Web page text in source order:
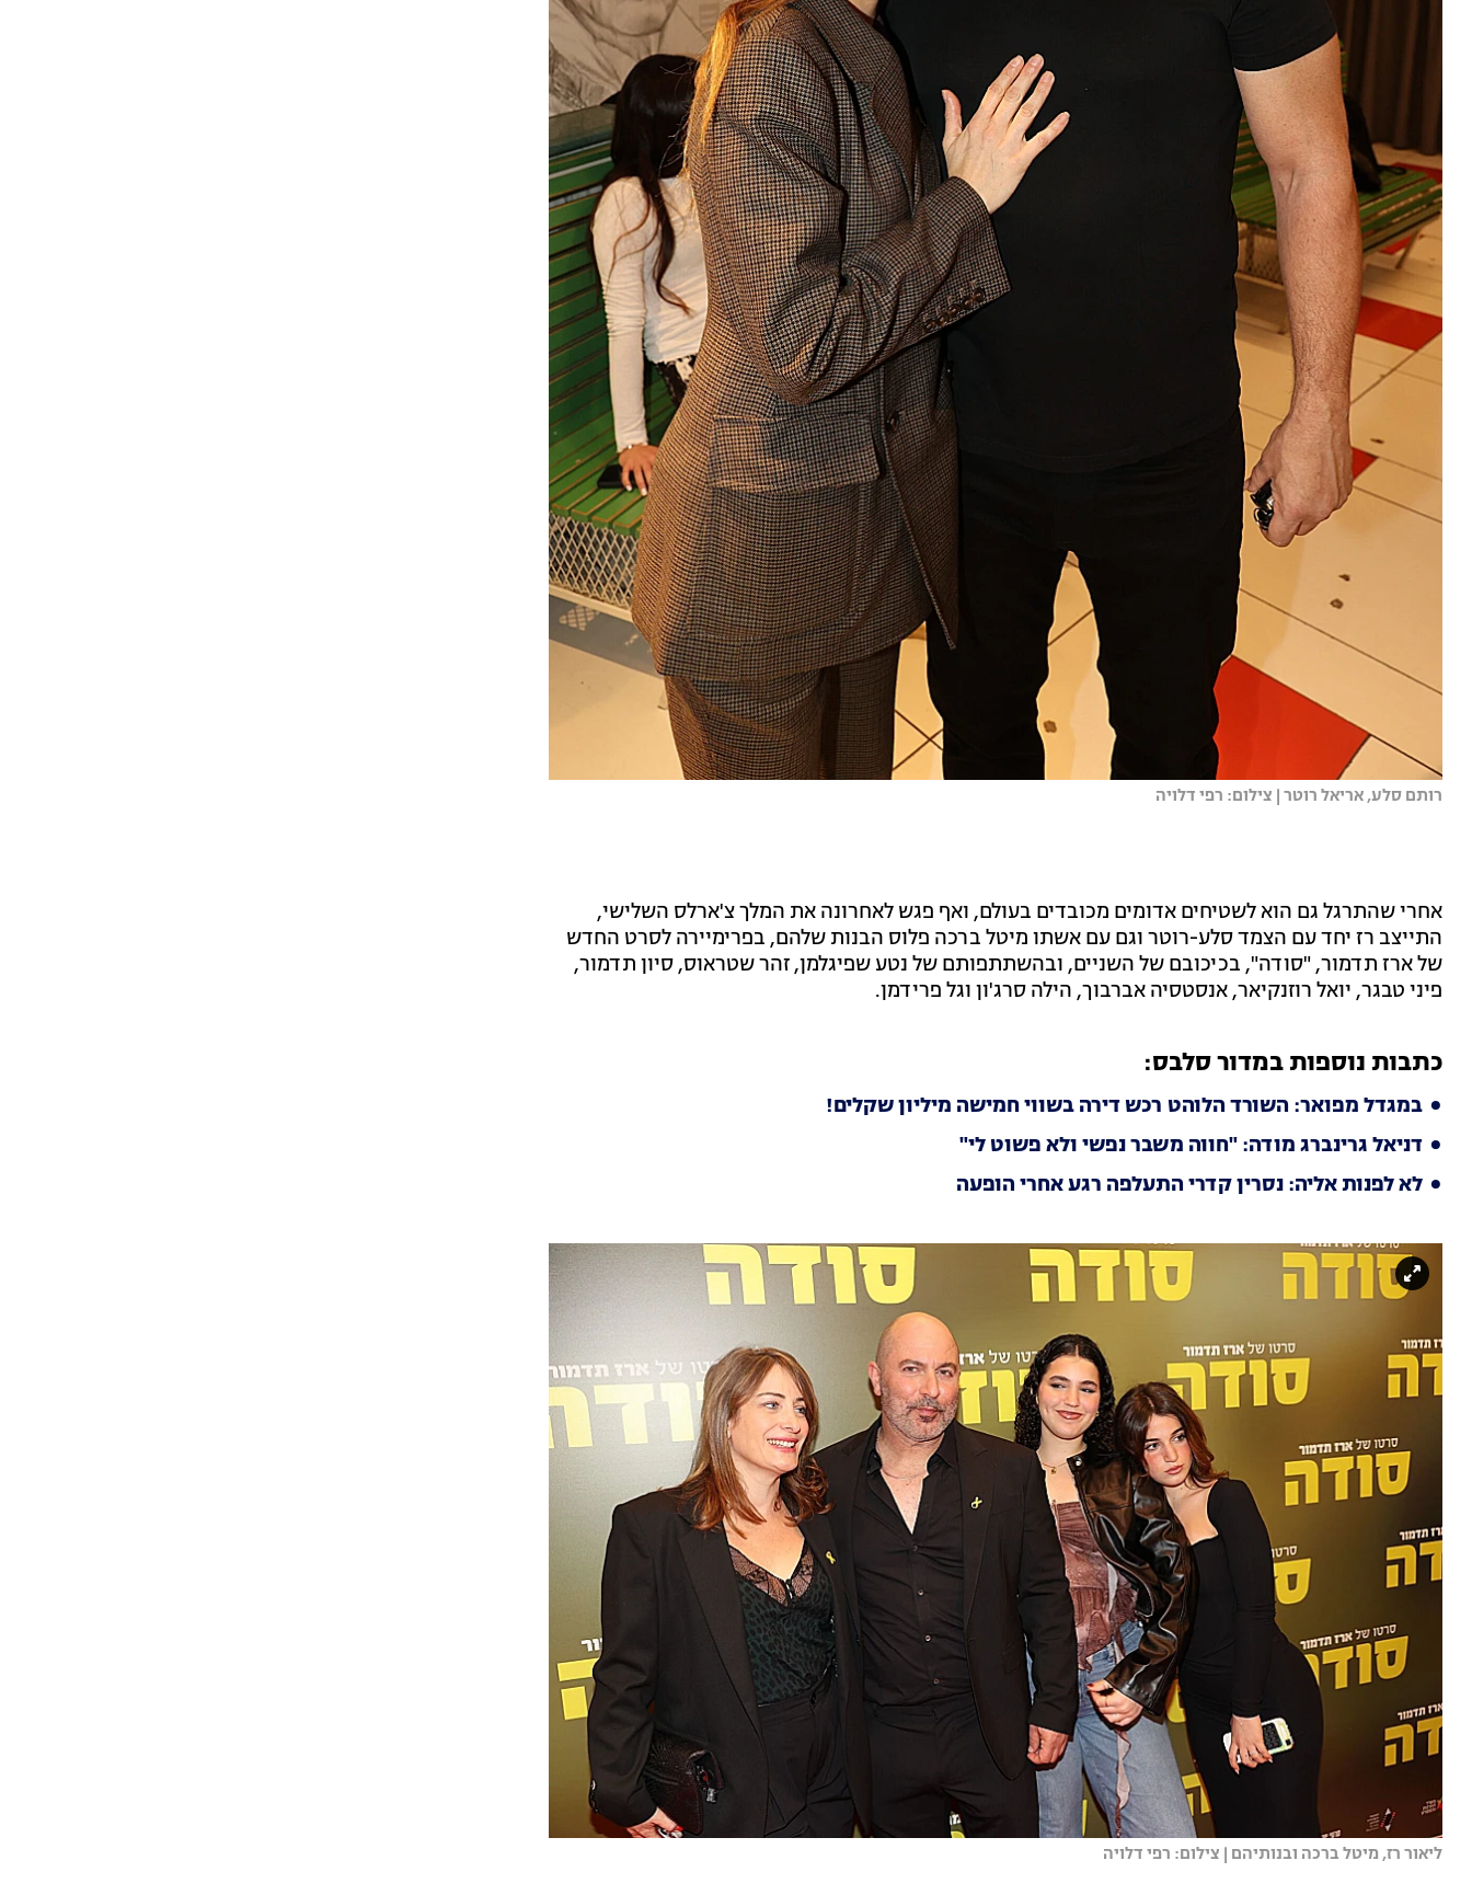
רותם סלע, אריאל רוטר | צילום: רפי דלויה
אחרי שהתרגל גם הוא לשטיחים אדומים מכובדים בעולם, ואף פגש לאחרונה את המלך צ'ארלס השלישי,
התייצב רז יחד עם הצמד סלע-רוטר וגם עם אשתו מיטל ברכה פלוס הבנות שלהם, בפרימיירה לסרט החדש
של ארז תדמור, "סודה", בכיכובם של השניים, ובהשתתפותם של נטע שפיגלמן, זהר שטראוס, סיון תדמור,
פיני טבגר, יואל רוזנקיאר, אנסטסיה אברבוך, הילה סרג'ון וגל פרידמן.
כתבות נוספות במדור סלבס:
במגדל מפואר: השורד הלוהט רכש דירה בשווי חמישה מיליון שקלים!
דניאל גרינברג מודה: "חווה משבר נפשי ולא פשוט לי"
לא לפנות אליה: נסרין קדרי התעלפה רגע אחרי הופעה
ליאור רז, מיטל ברכה ובנותיהם | צילום: רפי דלויה